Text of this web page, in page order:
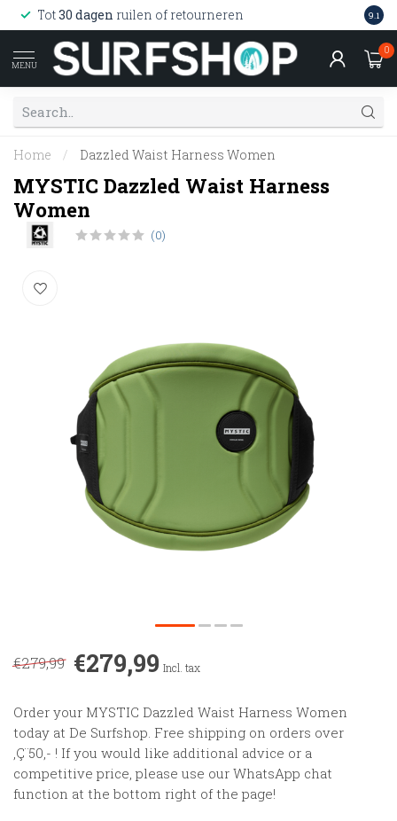
Tot30 dagen ruilen of retourneren 9.1
MENU
0
Home / Dazzled Waist Harness Women
MYSTIC Dazzled Waist Harness
Women
(0)
€279,99 €279,99 Incl. tax
Order your MYSTIC Dazzled Waist Harness Women
today at De Surfshop. Free shipping on orders over
‚Ç¨50,- ! If you would like additional advice or a
competitive price, please use our WhatsApp chat
function at the bottom right of the page!